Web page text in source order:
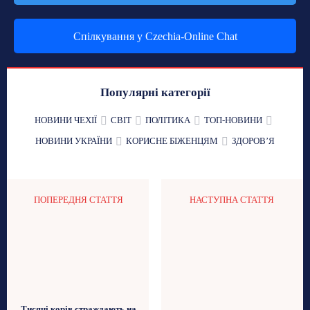
Спілкування у Czechia-Online Chat
Популярні категорії
НОВИНИ ЧЕХІЇ СВІТ ПОЛІТИКА
ТОП-НОВИНИ
НОВИНИ УКРАЇНИ
КОРИСНЕ БІЖЕНЦЯМ ЗДОРОВʼЯ
ПОПЕРЕДНЯ СТАТТЯ НАСТУПНА СТАТТЯ